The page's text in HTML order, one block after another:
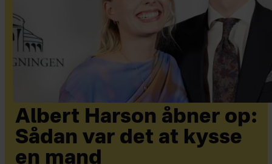
Albert Harson åbner op:
Sådan var det at kysse
en mand